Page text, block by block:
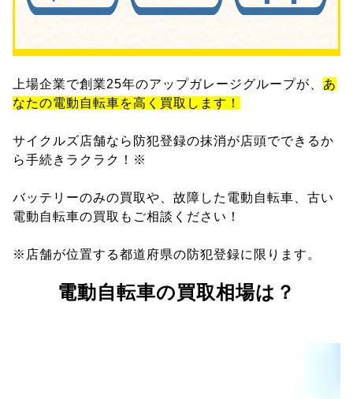
上場企業で創業25年のアップガレージグループが、 あ
なたの電動自転車を高く買取します！
サイクルズ店舗なら防犯登録の抹消が店頭でできるか
ら手続きラクラク！※
バッテリーのみの買取や、故障した電動自転車、古い
電動自転車の買取もご相談ください！
※店舗が位置する都道府県の防犯登録に限ります。
電動自転車の買取相場は？